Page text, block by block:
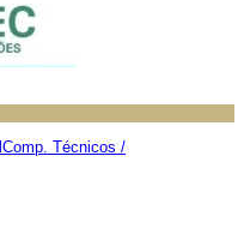
Comp. Técnicos /